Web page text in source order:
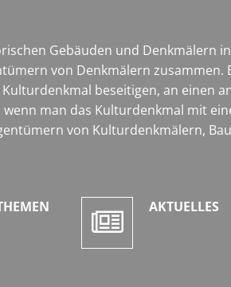
Gebäuden und Denkmälern
von Denkmälern zusammen.
beseitigen, an einen
man das Kulturdenkmal mit
von Kulturdenkmälern,
AKTUELLES